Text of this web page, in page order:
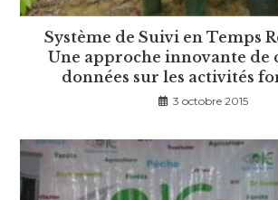
Système de Suivi en Temps
Une approche innovante de
données sur les activités
3 octobre 2015